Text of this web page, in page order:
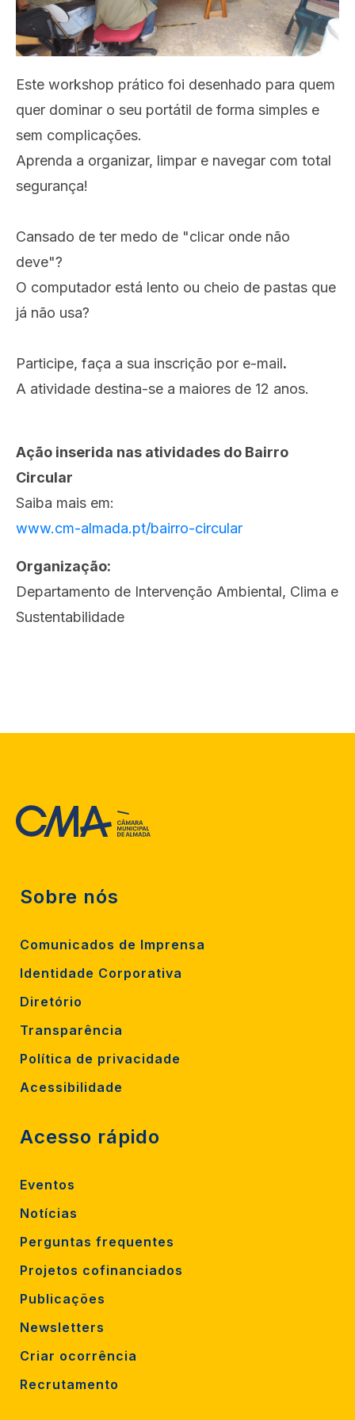
Este workshop prático foi desenhado para quem
quer dominar o seu portátil de forma simples e
sem complicações.
Aprenda a organizar, limpar e navegar com total
segurança!
Cansado de ter medo de "clicar onde não
deve"?
O computador está lento ou cheio de pastas que
já não usa?
Participe, faça a sua inscrição por e-mail.
A atividade destina-se a maiores de 12 anos.
Ação inserida nas atividades do Bairro
Circular
Saiba mais em:
www.cm-almada.pt/bairro-circular
Organização:
Departamento de Intervenção Ambiental, Clima e
Sustentabilidade
Sobre nós
Comunicados de Imprensa
Identidade Corporativa
Diretório
Transparência
Política de privacidade
Acessibilidade
Acesso rápido
Eventos
Notícias
Perguntas frequentes
Projetos cofinanciados
Publicações
Newsletters
Criar ocorrência
Recrutamento